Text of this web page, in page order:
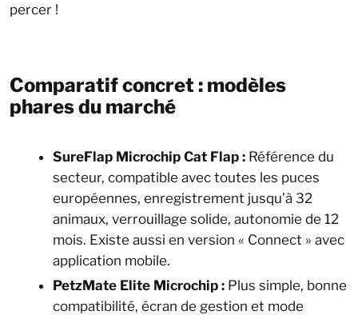
percer !
Comparatif concret : modèles
phares du marché
SureFlap Microchip Cat Flap : Référence du
secteur, compatible avec toutes les puces
européennes, enregistrement jusqu’à 32
animaux, verrouillage solide, autonomie de 12
mois. Existe aussi en version « Connect » avec
application mobile.
PetzMate Elite Microchip : Plus simple, bonne
compatibilité, écran de gestion et mode